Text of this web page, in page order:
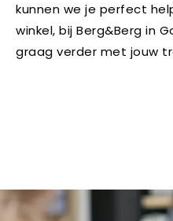
kunnen we je perfect
winkel, bij Berg&Berg in
graag verder met jouw